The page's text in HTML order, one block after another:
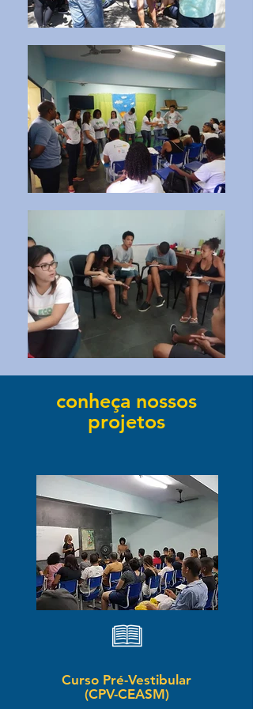
conheça nossos
projetos
Curso Pré-Vestibular
(CPV-CEASM)